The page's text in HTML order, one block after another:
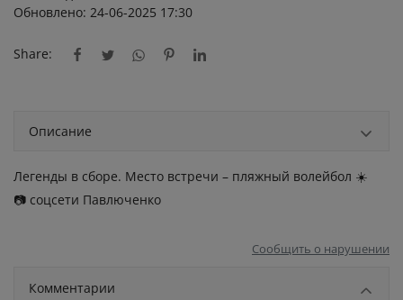
Обновлено: 24-06-2025 17:30
Share:
Описание
Легенды в сборе. Место встречи – пляжный волейбол ☀️
📷 соцсети Павлюченко
Сообщить о нарушении
Комментарии